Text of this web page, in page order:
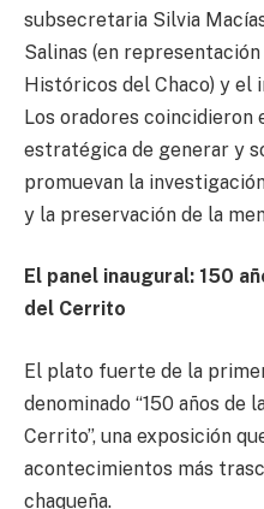
subsecretaria Silvia
Salinas (en
Históricos del Chaco) y el
Los oradores coincidieron
estratégica de generar y
promuevan la
y la preservación de la
El panel inaugural: 150
del Cerrito
El plato fuerte de la
denominado “150 años de
Cerrito”, una exposición
acontecimientos más
chaqueña.